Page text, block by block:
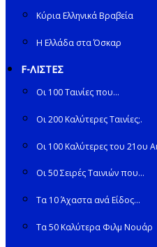
Κύρια Ελληνικά Βραβεία
Η Ελλάδα στα Όσκαρ
F-ΛΙΣΤΕΣ
Οι 100 Ταινίες που…
Οι 200 Καλύτερες Ταινίες;.
Οι 100 Καλύτερες του 21ου
Οι 50 Σειρές Ταινιών που…
Τα 10 Άχαστα ανά Είδος…
Τα 50 Καλύτερα Φιλμ Νουάρ